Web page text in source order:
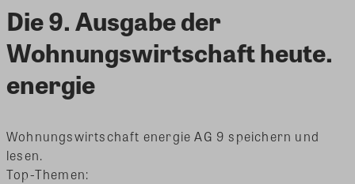
Die 9. Ausgabe der
Wohnungswirtschaft heute.
energie
Wohnungswirtschaft energie AG 9 speichern und
lesen.
Top-Themen: